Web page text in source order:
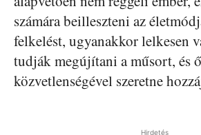
számára beilleszteni az
felkelést, ugyanakkor lelkesen
tudják megújítani a műsort, és
közvetlenségével szeretne
Hirdetés